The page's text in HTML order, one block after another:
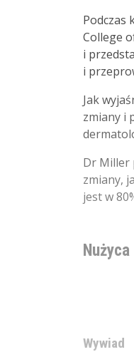
Podczas
College
i
i
Jak
zmiany i
Dr Miller
zmiany,
jest w
Nużyca
Wywiad